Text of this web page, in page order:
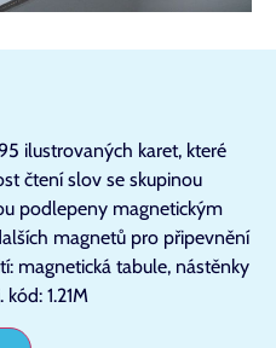
ilustrovaných karet, které
čtení slov se skupinou
podlepeny magnetickým
magnetů pro připevnění
magnetická tabule, nástěnky
1.21M